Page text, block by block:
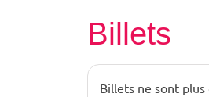
Billets
Billets ne sont plus